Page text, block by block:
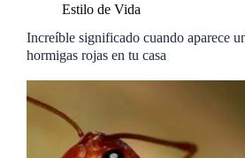
Estilo de Vida
Increíble significado cuando aparece
hormigas rojas en tu casa